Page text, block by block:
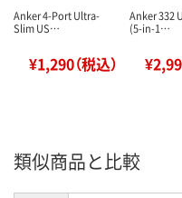
Anker 4-Port Ultra-
Slim US…
¥1,290（税込）
Anker 332
(5-in-1…
類似商品と比較